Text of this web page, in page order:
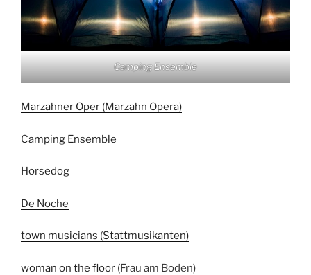
Camping Ensemble
Marzahner Oper (Marzahn Opera)
Camping Ensemble
Horsedog
De Noche
town musicians (Stattmusikanten)
woman on the floor (Frau am Boden)